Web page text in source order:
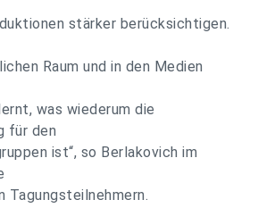
stärker berücksichtigen.
Raum und in den Medien
was wiederum die
für den
ist“, so Berlakovich im
Tagungsteilnehmern.